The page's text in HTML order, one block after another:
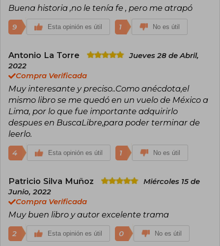
Buena historia ,no le tenía fe , pero me atrapó
9 Esta opinión es útil 1 No es útil
Antonio La Torre
Jueves 28 de Abril,
2022
Compra Verificada
Muy interesante y preciso..Como anécdota,el
mismo libro se me quedó en un vuelo de México a
Lima, por lo que fue importante adquirirlo
despues en BuscaLibre,para poder terminar de
leerlo.
4 Esta opinión es útil 1 No es útil
Patricio Silva Muñoz
Miércoles 15 de
Junio, 2022
Compra Verificada
Muy buen libro y autor excelente trama
2 Esta opinión es útil 0 No es útil